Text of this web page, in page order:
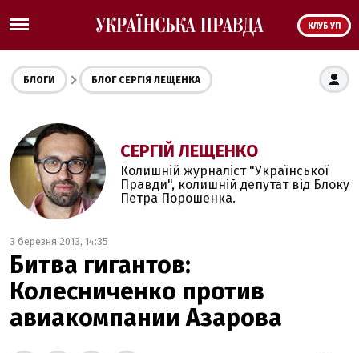
КЛУБ УП
БЛОГИ БЛОГ СЕРГІЯ ЛЕЩЕНКА
СЕРГІЙ ЛЕЩЕНКО
Колишній журналіст "Української
Правди", колишній депутат від Блоку
Петра Порошенка.
3 березня 2013, 14:35
Битва гигантов:
Колесниченко против
авиакомпании Азарова